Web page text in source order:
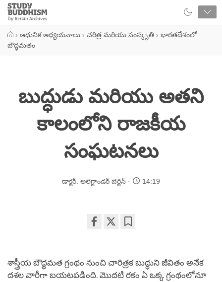
Close
Study
Buddhism
› ఆధునిక అధ్యయనాలు › చరిత్ర మరియు సంస్కృతి › భారతదేశంలో
బౌద్ధమతం
బుద్ధుడు మరియు అతని
కాలంలోని రాజకీయ
సంఘటనలు
డాక్టర్. అలెగ్జాండర్ బెర్జిన్ 14:19
on
facebook
శాస్త్రీయ బౌద్ధమత గ్రంథం నుంచి చారిత్రక బుద్ధుని జీవితం అనేక
దశల వారీగా బయటపడింది. మొదటి రకం ఏ ఒక్క గ్రంథంలోనూ